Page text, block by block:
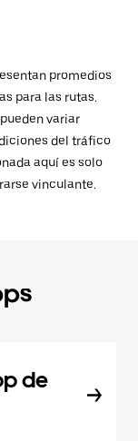
promedios
para las rutas.
variar
del tráfico
aquí es solo
vinculante.
de